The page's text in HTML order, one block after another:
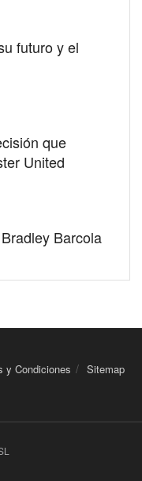
futuro y el
que
United
Barcola
y Condiciones Sitemap